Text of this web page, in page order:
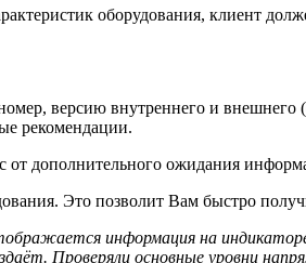
оборудования, клиент
версию внутреннего и внешнего
рекомендации.
от дополнительного ожидания
Это позволит Вам быстро
информация на
Проверяли основные уровни